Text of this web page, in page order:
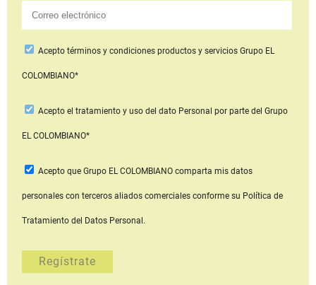
Aceptotérminos y condiciones productos y serviciosGrupo EL
COLOMBIANO*
Acepto el tratamiento y uso del dato Personal por parte del Grupo
EL COLOMBIANO*
Acepto que Grupo EL COLOMBIANOcomparta mis datos
personales con terceros aliados comerciales conforme su Política de
Tratamiento del Datos Personal.